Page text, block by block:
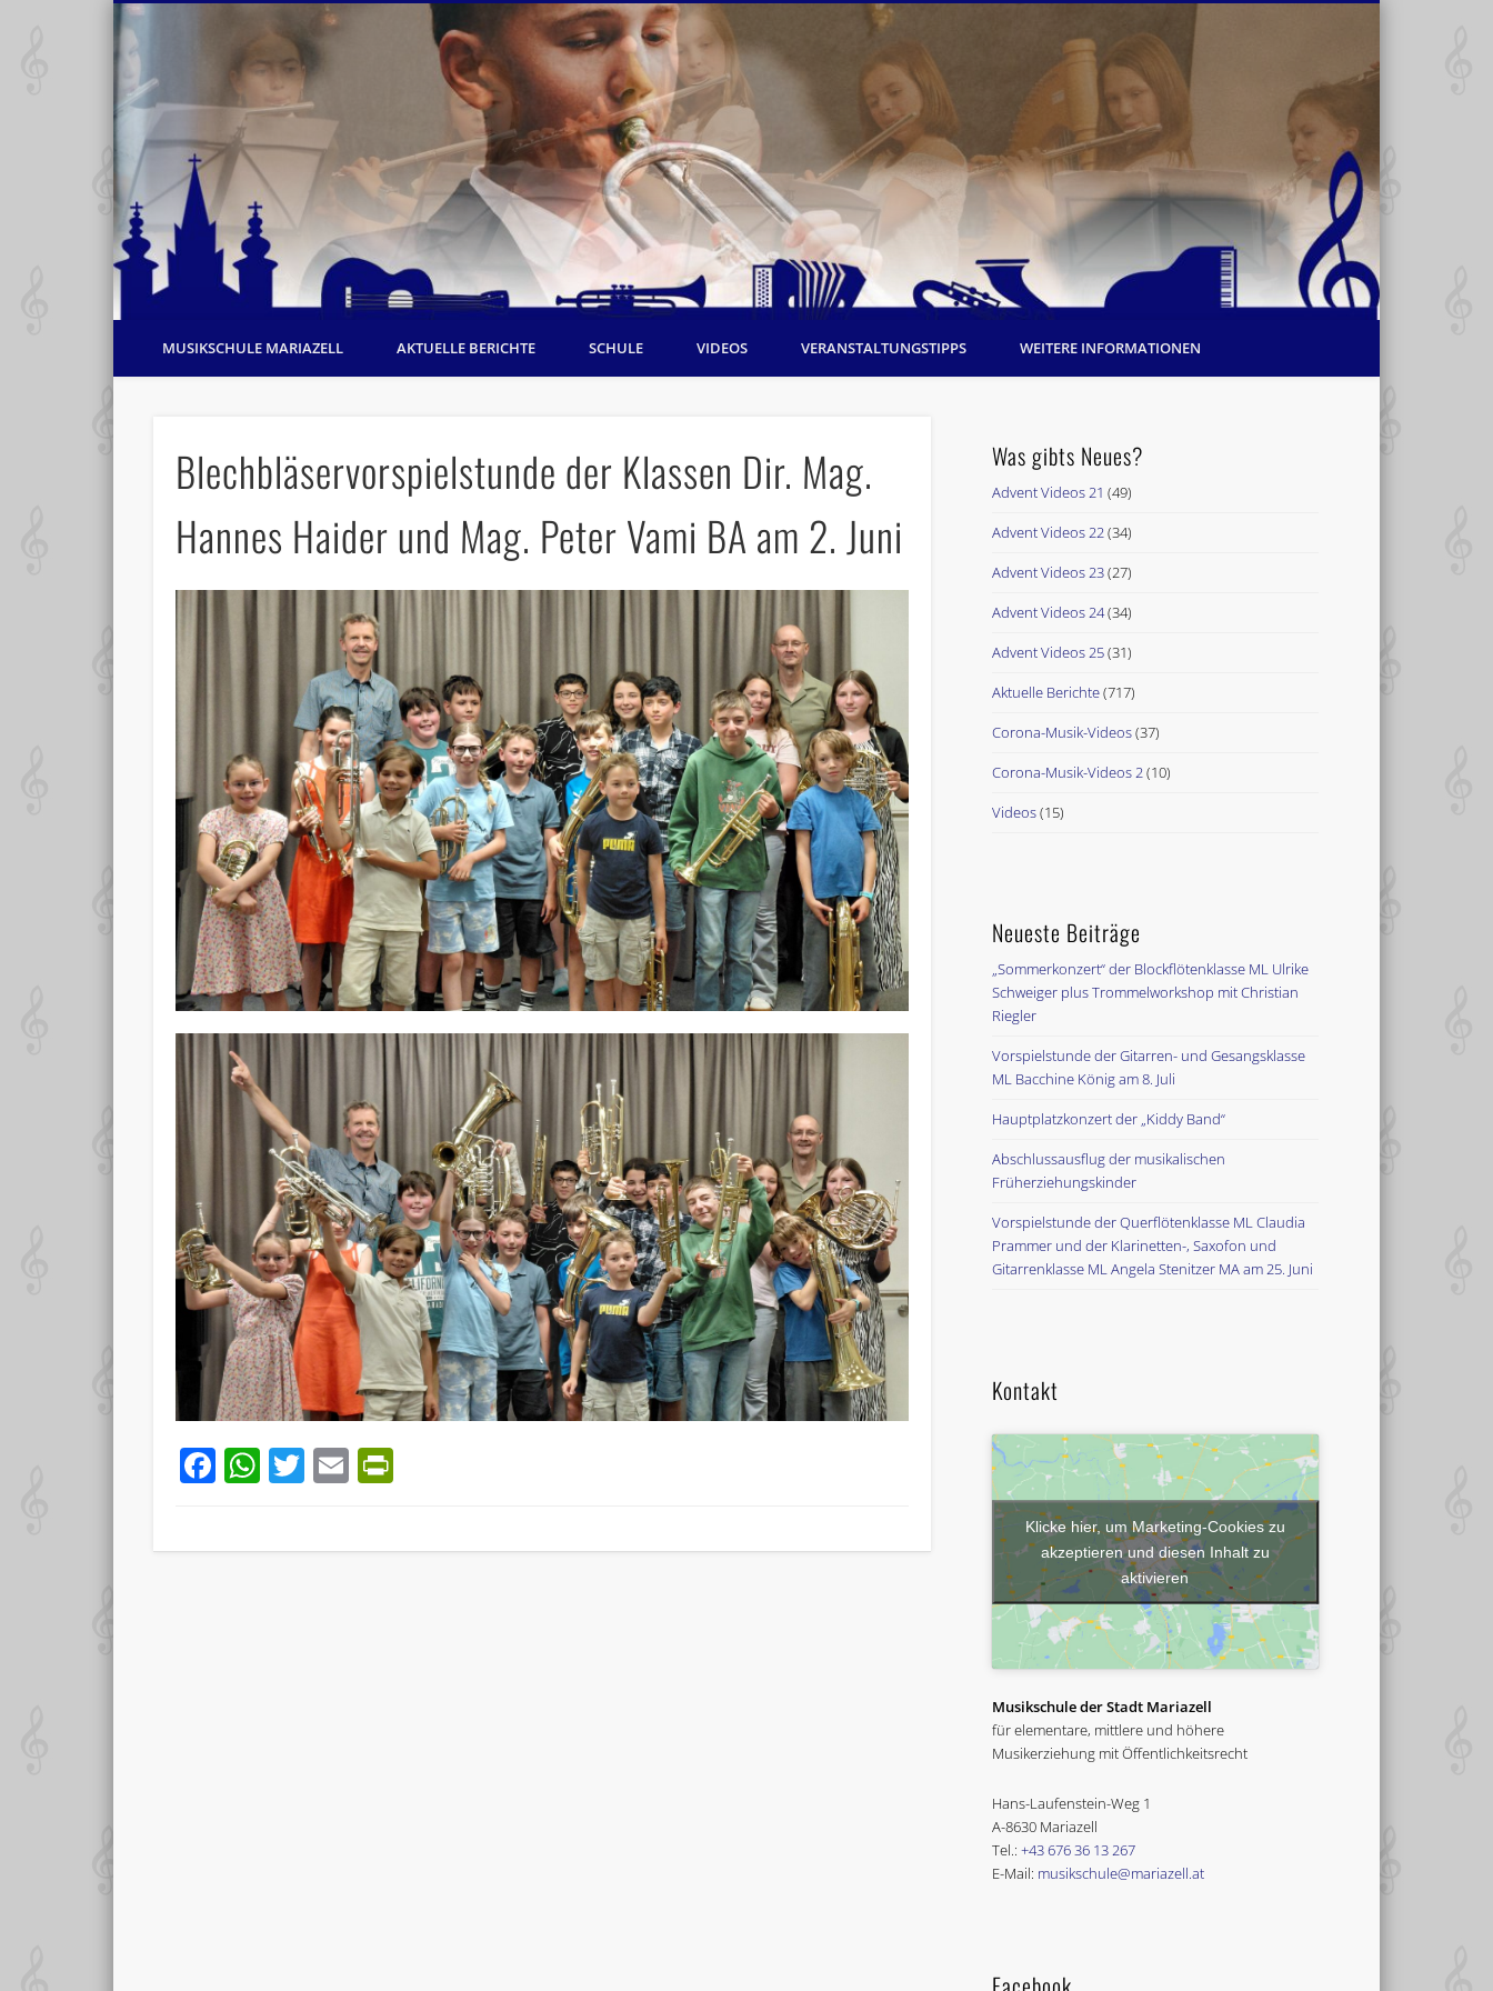
MUSIKSCHULE MARIAZELL AKTUELLE BERICHTE SCHULE VIDEOS VERANSTALTUNGSTIPPS WEITERE INFORMATIONEN
Blechbläservorspielstunde der Klassen Dir. Mag.
Hannes Haider und Mag. Peter Vami BA am 2. Juni
Facebook
WhatsApp
Twitter
Email
Was gibts Neues?
Advent Videos 21 (49)
Advent Videos 22(34)
Advent Videos 23(27)
Advent Videos 24(34)
Advent Videos 25(31)
Aktuelle Berichte(717)
Corona-Musik-Videos(37)
Corona-Musik-Videos 2(10)
Videos(15)
Neueste Beiträge
„Sommerkonzert“ der Blockflötenklasse ML Ulrike
Schweiger plus Trommelworkshop mit Christian
Riegler
Vorspielstunde der Gitarren- und Gesangsklasse
ML Bacchine König am 8. Juli
Hauptplatzkonzert der „Kiddy Band“
Abschlussausflug der musikalischen
Früherziehungskinder
Vorspielstunde der Querflötenklasse ML Claudia
Prammer und der Klarinetten-, Saxofon und
Gitarrenklasse ML Angela Stenitzer MA am 25. Juni
Kontakt
Klicke hier, um Marketing-Cookies zu
akzeptieren und diesen Inhalt zu
aktivieren
Musikschule der Stadt Mariazell
für elementare, mittlere und höhere
Musikerziehung mit Öffentlichkeitsrecht
Hans-Laufenstein-Weg 1
A-8630 Mariazell
Tel.: +43 676 36 13 267
E-Mail: musikschule@mariazell.at